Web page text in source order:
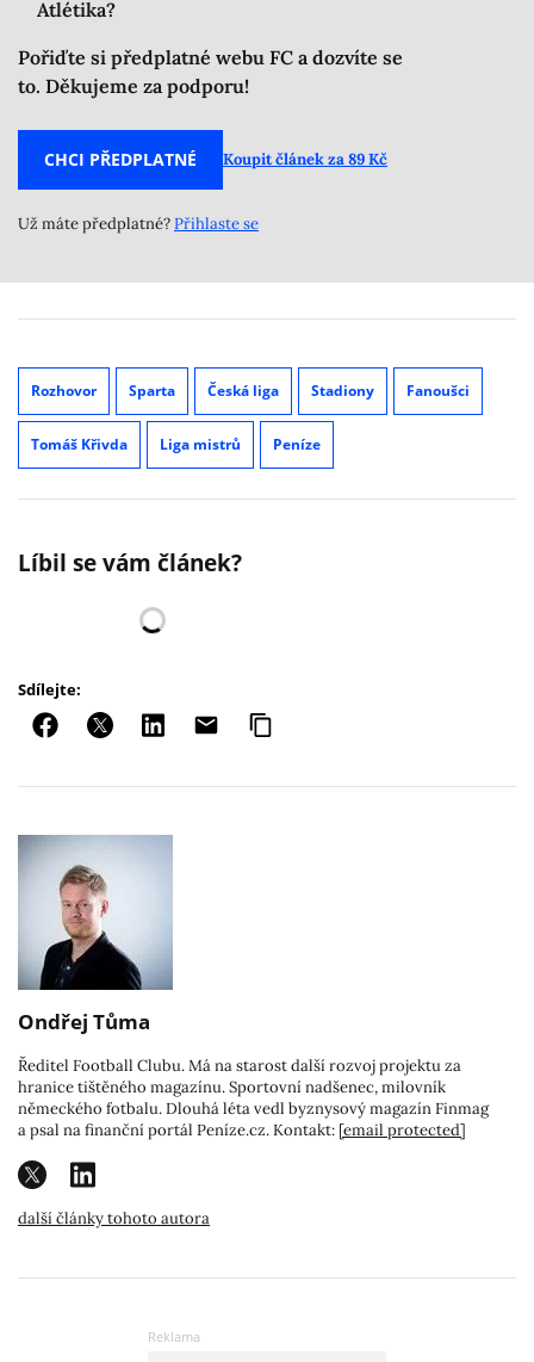
Atlétika?
Pořiďte si předplatné webu FC a dozvíte se
to. Děkujeme za podporu!
CHCI PŘEDPLATNÉ Koupit článek za 89 Kč
Už máte předplatné?Přihlaste se
Rozhovor Sparta Česká liga Stadiony Fanoušci
Tomáš Křivda Liga mistrů Peníze
Líbil se vám článek?
Sdílejte:
Ondřej Tůma
Ředitel Football Clubu. Má na starost další rozvoj projektu za
hranice tištěného magazínu. Sportovní nadšenec, milovník
německého fotbalu. Dlouhá léta vedl byznysový magazín Finmag
a psal na finanční portál Peníze.cz. Kontakt: [email protected]
další články tohoto autora